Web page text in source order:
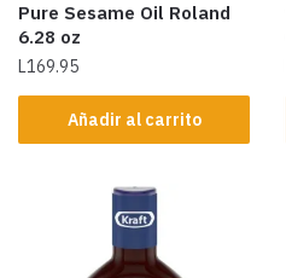
Pure Sesame Oil Roland
6.28 oz
L169.95
Añadir al carrito